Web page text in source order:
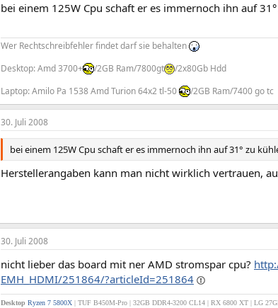
bei einem 125W Cpu schaft er es immernoch ihn auf
Wer Rechtschreibfehler findet darf sie behalten
Desktop: Amd 3700+
/2GB Ram/7800gt
/2x80Gb Hdd
Laptop: Amilo Pa 1538 Amd Turion 64x2 tl-50
/2GB Ram/7400 go tc
30. Juli 2008
bei einem 125W Cpu schaft er es immernoch ihn auf 31° zu
Herstellerangaben kann man nicht wirklich vertrauen,
30. Juli 2008
nicht lieber das board mit ner AMD stromspar cpu?
EMH_HDMI/251864/?articleId=251864
Desktop Ryzen 7 5800X | TUF B450M-Pro | 32GB DDR4-3200 CL14 | RX 6800 XT | LG